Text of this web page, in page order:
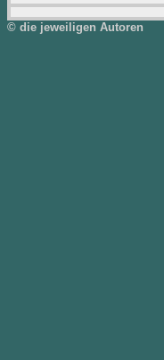
© die jeweiligen Autoren